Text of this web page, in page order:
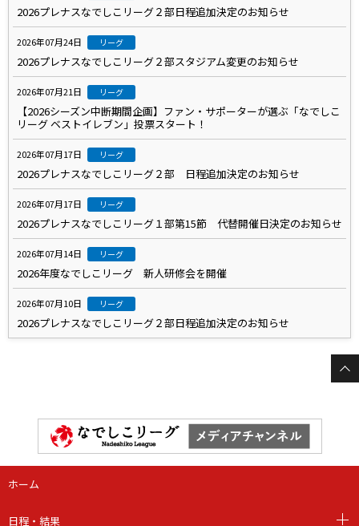
2026プレナスなでしこリーグ２部日程追加決定のお知らせ
2026年07月24日 リーグ
2026プレナスなでしこリーグ２部スタジアム変更のお知らせ
2026年07月21日 リーグ
【2026シーズン中断期間企画】ファン・サポーターが選ぶ「なでしこ
リーグ ベストイレブン」投票スタート！
2026年07月17日 リーグ
2026プレナスなでしこリーグ２部 日程追加決定のお知らせ
2026年07月17日 リーグ
2026プレナスなでしこリーグ１部第15節 代替開催日決定のお知らせ
2026年07月14日 リーグ
2026年度なでしこリーグ 新人研修会を開催
2026年07月10日 リーグ
2026プレナスなでしこリーグ２部日程追加決定のお知らせ
ホーム
日程・結果